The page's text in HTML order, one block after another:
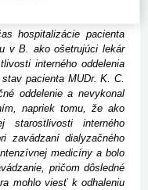
hospitalizácie pacienta
v B. ako ošetrujúci lekár
interného oddelenia
pacienta MUDr. K. C.
oddelenie a nevykonal
napriek tomu, že ako
starostlivosti interného
zavádzaní dialyzačného
medicíny a bolo
pričom dôsledné
mohlo viesť k odhaleniu